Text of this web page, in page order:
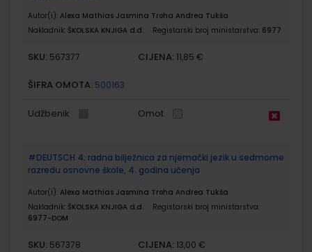
Autor(i): Alexa Mathias Jasmina Troha Andrea Tukša
Nakladnik: ŠKOLSKA KNJIGA d.d. Registarski broj ministarstva: 6977
SKU: 567377 CIJENA: 11,85 €
ŠIFRA OMOTA: 500163
Udžbenik Omot
#DEUTSCH 4; radna bilježnica za njemački jezik u sedmome
razredu osnovne škole, 4. godina učenja
Autor(i): Alexa Mathias Jasmina Troha Andrea Tukša
Nakladnik: ŠKOLSKA KNJIGA d.d.
Registarski broj ministarstva:
6977-DOM
SKU: 567378 CIJENA: 13,00 €